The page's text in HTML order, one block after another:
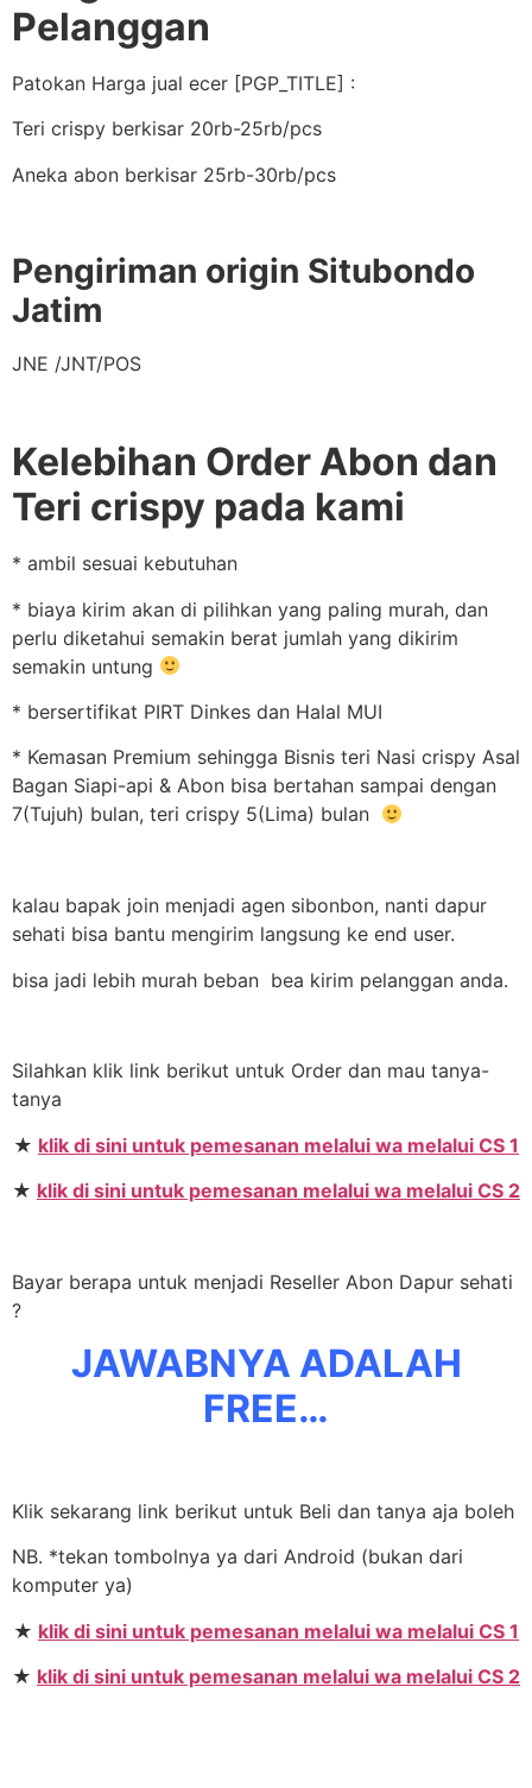
Pelanggan
Patokan Harga jual ecer [PGP_TITLE] :
Teri crispy berkisar 20rb-25rb/pcs
Aneka abon berkisar 25rb-30rb/pcs
Pengiriman origin Situbondo
Jatim
JNE /JNT/POS
Kelebihan Order Abon dan
Teri crispy pada kami
* ambil sesuai kebutuhan
* biaya kirim akan di pilihkan yang paling murah, dan
perlu diketahui semakin berat jumlah yang dikirim
semakin untung
* bersertifikat PIRT Dinkes dan Halal MUI
* Kemasan Premium sehingga Bisnis teri Nasi crispy Asal
Bagan Siapi-api & Abon bisa bertahan sampai dengan
7(Tujuh) bulan, teri crispy 5(Lima) bulan
kalau bapak join menjadi agen sibonbon, nanti dapur
sehati bisa bantu mengirim langsung ke end user.
bisa jadi lebih murah beban bea kirim pelanggan anda.
Silahkan klik link berikut untuk Order dan mau tanya-
tanya
★ klik di sini untuk pemesanan melalui wa melalui CS 1
★ klik di sini untuk pemesanan melalui wa melalui CS 2
Bayar berapa untuk menjadi Reseller Abon Dapur sehati
?
JAWABNYA ADALAH
FREE…
Klik sekarang link berikut untuk Beli dan tanya aja boleh
NB. *tekan tombolnya ya dari Android (bukan dari
komputer ya)
★ klik di sini untuk pemesanan melalui wa melalui CS 1
★ klik di sini untuk pemesanan melalui wa melalui CS 2